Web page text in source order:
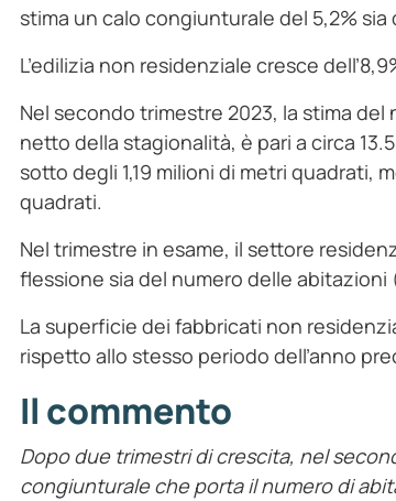
stima un calo congiunturale del 5,2%
L’edilizia non residenziale cresce
Nel secondo trimestre 2023, la stima
netto della stagionalità, è pari a circa
sotto degli 1,19 milioni di metri quadrati,
quadrati.
Nel trimestre in esame, il settore
flessione sia del numero delle abitazioni
La superficie dei fabbricati non
rispetto allo stesso periodo dell’anno
Il commento
Dopo due trimestri di crescita, nel
congiunturale che porta il numero di